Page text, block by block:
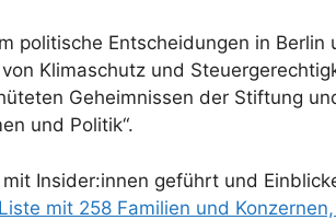
politische Entscheidungen in Berlin
Klimaschutz und
Geheimnissen der Stiftung
und Politik“.
Insider:innen geführt und
mit 258 Familien und